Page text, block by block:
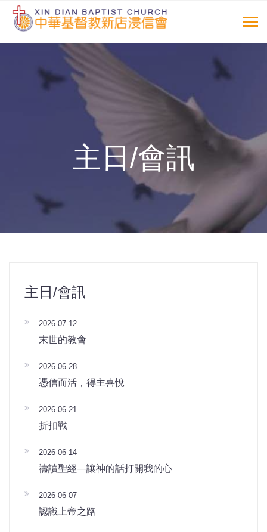
主日/會訊
主日/會訊
2026-07-12
末世的教會
2026-06-28
憑信而活，得主喜悅
2026-06-21
折扣戰
2026-06-14
禱讀聖經—讓神的話打開我的心
2026-06-07
認識上帝之路